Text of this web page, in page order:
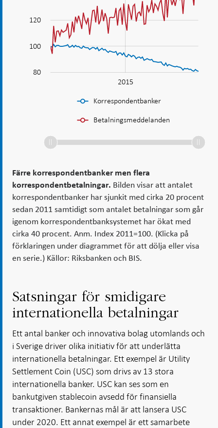
korrespondentbetalningar
100
80
100
120
2015
Korrespondentbanker
Betalningsmeddelanden
Färre korrespondentbanker men flera
korrespondentbetalningar. Bilden visar att antalet
korrespondentbanker har sjunkit med cirka 20 procent
sedan 2011 samtidigt som antalet betalningar som går
igenom korrespondentbanksystemet har ökat med
cirka 40 procent. Anm. Index 2011=100. (Klicka på
förklaringen under diagrammet för att dölja eller visa
en serie.) Källor: Riksbanken och BIS.
Satsningar för smidigare
internationella betalningar
Ett antal banker och innovativa bolag utomlands och
i Sverige driver olika initiativ för att underlätta
internationella betalningar. Ett exempel är Utility
Settlement Coin (USC) som drivs av 13 stora
internationella banker. USC kan ses som en
bankutgiven stablecoin avsedd för finansiella
transaktioner. Bankernas mål är att lansera USC
under 2020. Ett annat exempel är ett samarbete